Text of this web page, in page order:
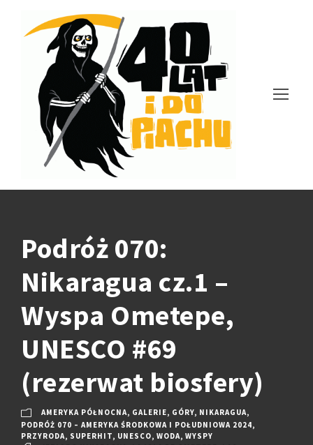
Podróż 070:
Nikaragua cz.1 –
Wyspa Ometepe,
UNESCO #69
(rezerwat biosfery)
AMERYKA PÓŁNOCNA, GALERIE, GÓRY, NIKARAGUA,
PODRÓŻ 070 – AMERYKA ŚRODKOWA I POŁUDNIOWA 2024,
PRZYRODA, SUPERHIT, UNESCO, WODA, WYSPY